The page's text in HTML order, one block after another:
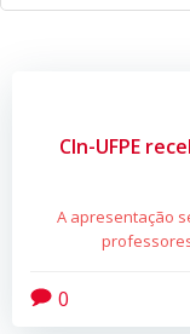
CIn-UFPE
A apresentação
0